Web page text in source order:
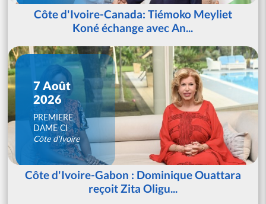
Côte d'Ivoire-Canada: Tiémoko Meyliet
Koné échange avec An...
7 Août
2026
PREMIERE
DAME CI
Côte d'Ivoire
Côte d'Ivoire-Gabon : Dominique Ouattara
reçoit Zita Oligu...